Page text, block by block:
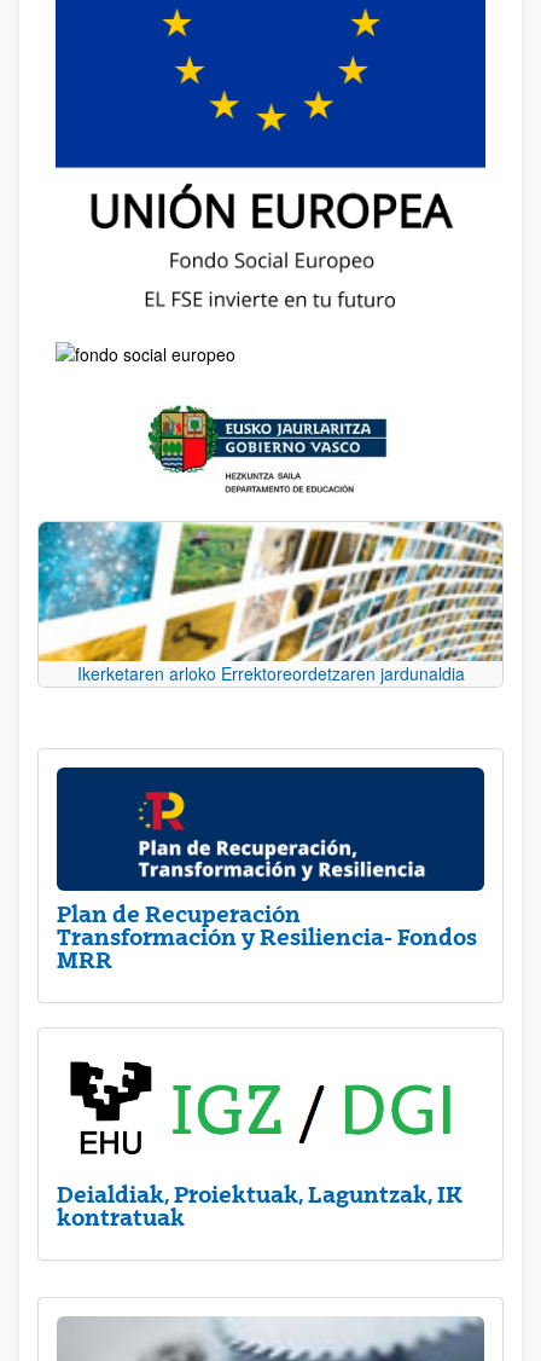
Ikerketaren arloko Errektoreordetzaren jardunaldia
Plan de Recuperación
Transformación y Resiliencia- Fondos
MRR
Deialdiak, Proiektuak, Laguntzak, IK
kontratuak